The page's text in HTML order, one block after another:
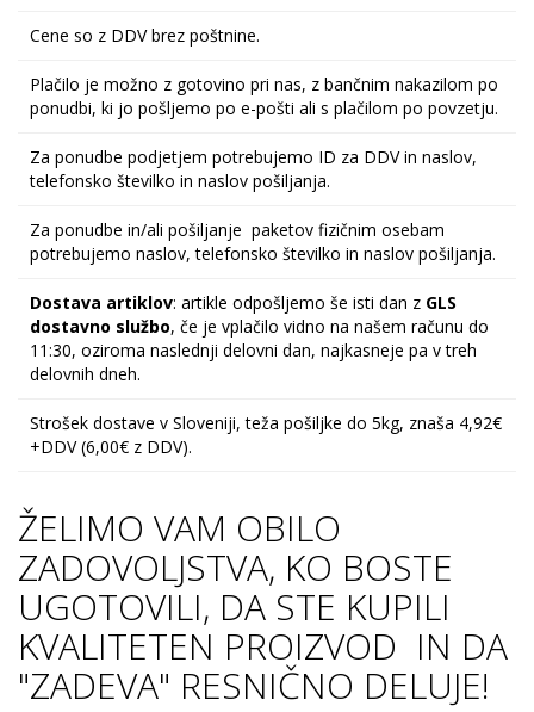
Cene so z DDV brez poštnine.
Plačilo je možno z gotovino pri nas, z bančnim nakazilom po
ponudbi, ki jo pošljemo po e-pošti ali s plačilom po povzetju.
Za ponudbe podjetjem potrebujemo ID za DDV in naslov,
telefonsko številko in naslov pošiljanja.
Za ponudbe in/ali pošiljanje paketov fizičnim osebam
potrebujemo naslov, telefonsko številko in naslov pošiljanja.
Dostava artiklov: artikle odpošljemo še isti dan z GLS
dostavno službo, če je vplačilo vidno na našem računu do
11:30, oziroma naslednji delovni dan, najkasneje pa v treh
delovnih dneh.
Strošek dostave v Sloveniji, teža pošiljke do 5kg, znaša 4,92€
+DDV (6,00€ z DDV).
ŽELIMO VAM OBILO
ZADOVOLJSTVA, KO BOSTE
UGOTOVILI, DA STE KUPILI
KVALITETEN PROIZVOD IN DA
"ZADEVA" RESNIČNO DELUJE!